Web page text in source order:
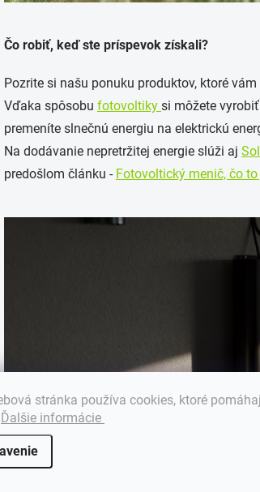
stránka používa cookies, ktoré
Ďalšie informácie
Čo robiť, keď ste príspevok získali?
Pozrite si našu ponuku produktov, ktoré
Vďaka spôsobu fotovoltiky si môžete
premeníte slnečnú energiu na elektrickú
Na dodávanie nepretržitej energie slúži aj
predošlom článku - Fotovoltický menič, čo
Pre správne fungovanie, budete